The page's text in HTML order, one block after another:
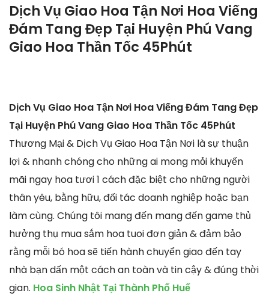
Dịch Vụ Giao Hoa Tận Nơi Hoa Viếng
Đám Tang Đẹp Tại Huyện Phú Vang
Giao Hoa Thần Tốc 45Phút
Dịch Vụ Giao Hoa Tận Nơi Hoa Viếng Đám Tang Đẹp
Tại Huyện Phú Vang Giao Hoa Thần Tốc 45Phút
Thương Mại & Dịch Vụ Giao Hoa Tận Nơi là sự thuận
lợi & nhanh chóng cho những ai mong mỏi khuyến
mãi ngay hoa tươi 1 cách đặc biệt cho những người
thân yêu, bằng hữu, đối tác doanh nghiệp hoặc bạn
làm cùng. Chúng tôi mang đến mang đến game thủ
hưởng thụ mua sắm hoa tuoi đơn giản & đảm bảo
rằng mỗi bó hoa sẽ tiến hành chuyển giao đến tay
nhà bạn dấn một cách an toàn và tin cậy & đúng thời
gian. Hoa Sinh Nhật Tại Thành Phố Huế